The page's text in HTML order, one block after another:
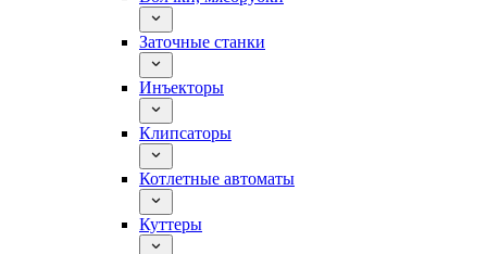
Заточные станки
Инъекторы
Клипсаторы
Котлетные автоматы
Куттеры